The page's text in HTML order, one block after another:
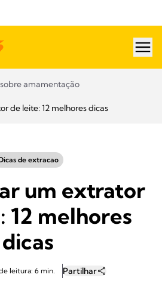
amamentação​
de leite: 12 melhores dicas
de extracao
um extrator
12 melhores
dicas
leitura: 6 min. Partilhar